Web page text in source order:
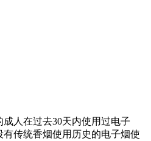
人在过去30天内使用过电子
传统香烟使用历史的电子烟使